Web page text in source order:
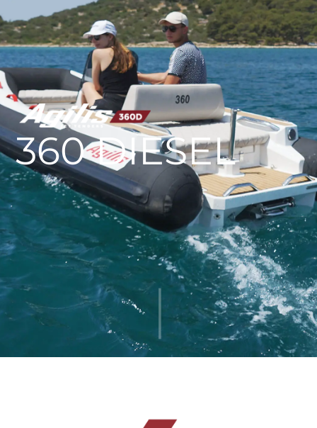
AGILIS 280E
AGILIS 305C
AGILIS 355C
AGILIS 360D
360 DIESEL